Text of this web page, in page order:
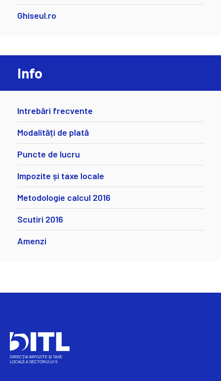
Ghiseul.ro
Info
Intrebări frecvente
Modalități de plată
Puncte de lucru
Impozite și taxe locale
Metodologie calcul 2016
Scutiri 2016
Amenzi